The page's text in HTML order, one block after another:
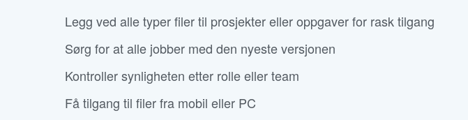
Legg ved alle typer filer til prosjekter eller oppgaver for rask tilgang
Sørg for at alle jobber med den nyeste versjonen
Kontroller synligheten etter rolle eller team
Få tilgang til filer fra mobil eller PC